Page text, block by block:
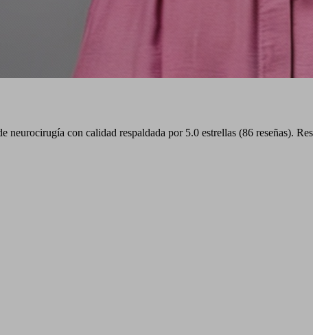
con calidad respaldada por 5.0 estrellas (86 reseñas).